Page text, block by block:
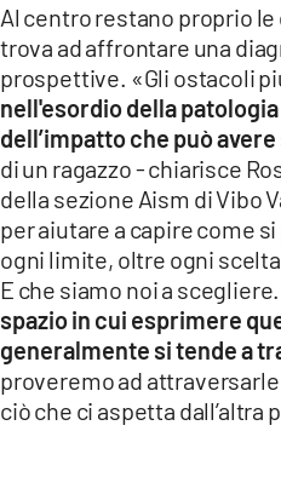
Al centro restano proprio
trova ad affrontare una
prospettive. «Gli ostacoli
nell'esordio della
dell’impatto che può avere
di un ragazzo - chiarisce
della sezione Aism di Vibo
per aiutare a capire come
ogni limite, oltre ogni
E che siamo noi a
spazio in cui esprimere
generalmente si tende a
proveremo ad
ciò che ci aspetta dall’altra